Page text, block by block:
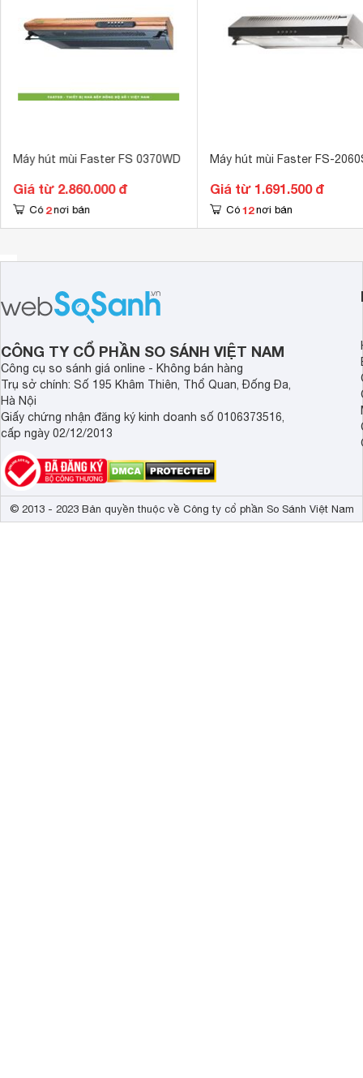
Máy hút mùi Faster FS 0370WD
Giá từ 2.860.000 đ
Có 2 nơi bán
Máy hút mùi Faster FS-
Giá từ 1.691.500 đ
Có 12 nơi bán
CÔNG TY CỔ PHẦN SO SÁNH VIỆT NAM
Công cụ so sánh giá online - Không bán hàng
Trụ sở chính: Số 195 Khâm Thiên, Thổ Quan, Đống Đa,
Hà Nội
Giấy chứng nhận đăng ký kinh doanh số 0106373516,
cấp ngày 02/12/2013
© 2013 - 2023 Bản quyền thuộc về Công ty cổ phần So Sánh Việt Nam